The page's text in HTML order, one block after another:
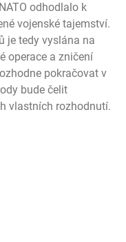
odhodlalo k
vojenské tajemství.
je tedy vyslána na
operace a zničení
pokračovat v
bude čelit
vlastních rozhodnutí.